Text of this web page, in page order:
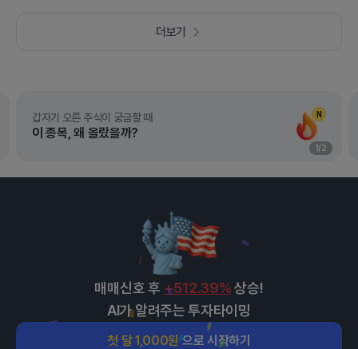
더보기
N
갑자기 오른 주식이 궁금할 때
이 종목, 왜 올랐을까?
1/2
매매신호 후 +512.39% 상승!
AI가 알려주는 투자타이밍
첫 달 1,000원으로 시작하기